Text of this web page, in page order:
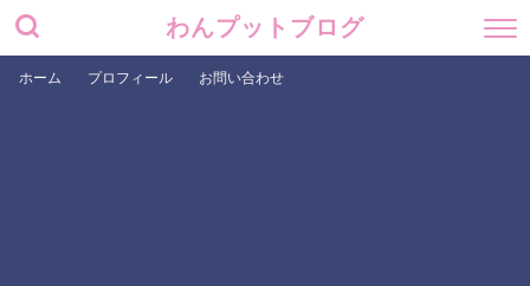
わんプットブログ
ホーム プロフィール お問い合わせ